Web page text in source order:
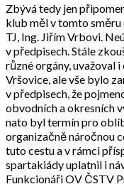
Zbývá tedy jen
klub měl v tomto
TJ, Ing. Jiřím Vrbovi.
v předpisech. Stále
různé orgány, uvažoval
Vršovice, ale vše bylo
v předpisech, že
obvodních a okresních
nato byl termín pro
organizačně náročnou
tuto cestu a v rámci
spartakiády uplatnil i
Funkcionáři OV ČSTV